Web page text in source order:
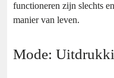
functioneren zijn slechts
manier van leven.
Mode: